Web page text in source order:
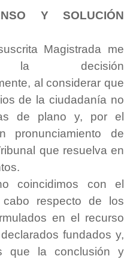
Y SOLUCIÓN
Magistrada me
decisión
al considerar que
de la ciudadanía no
de plano y, por el
pronunciamiento de
que resuelva en
coincidimos con el
respecto de los
en el recurso
fundados y,
que la conclusión y